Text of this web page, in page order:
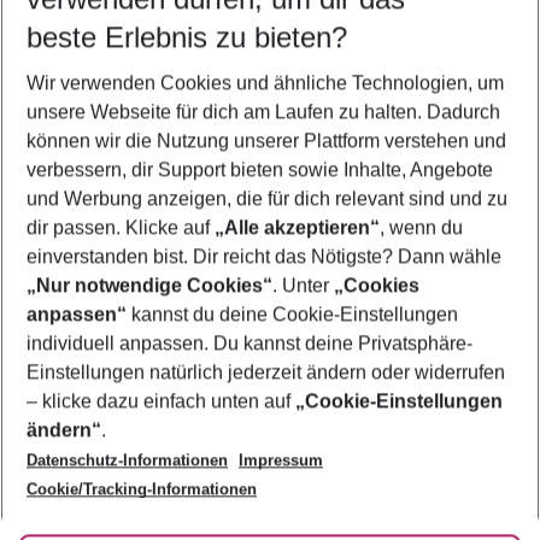
5-8 Nächte
2 Erwachsene Keine Kinder
Mehr Filter anzeigen
Footer
Footer navigation
Über uns
AGB
Bestpreisgarantie
Cookie-Einstellungen ändern
Cookie-Richtlinie
Agenturbetreuung
Barrierefreies Reisen
Folge uns
beste Erlebnis zu bieten?
Wir verwenden Cookies und ähnliche Technologien, um
unsere Webseite für dich am Laufen zu halten. Dadurch
können wir die Nutzung unserer Plattform verstehen und
verbessern, dir Support bieten sowie Inhalte, Angebote
und Werbung anzeigen, die für dich relevant sind und zu
dir passen. Klicke auf „Alle akzeptieren“, wenn du
einverstanden bist. Dir reicht das Nötigste? Dann wähle
„Nur notwendige Cookies“. Unter „Cookies
anpassen“ kannst du deine Cookie-Einstellungen
individuell anpassen. Du kannst deine Privatsphäre-
Einstellungen natürlich jederzeit ändern oder widerrufen
– klicke dazu einfach unten auf „Cookie-Einstellungen
ändern“.
Datenschutz-Informationen
Impressum
Cookie/Tracking-Informationen